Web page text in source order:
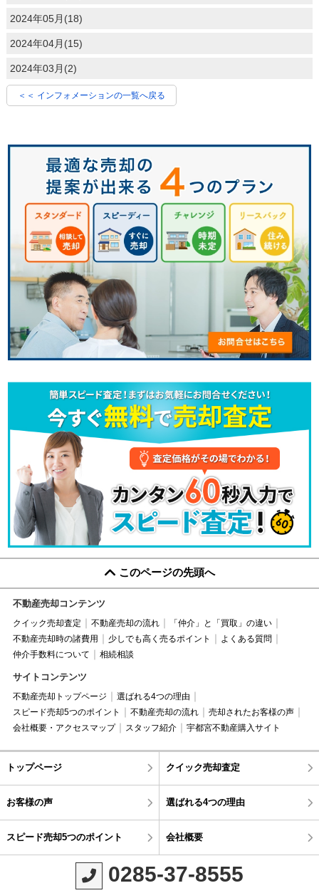
2024年05月(18)
2024年04月(15)
2024年03月(2)
＜＜ インフォメーションの一覧へ戻る
このページの先頭へ
不動産売却コンテンツ
クイック売却査定 不動産売却の流れ
「仲介」と「買取」の違い
不動産売却時の諸費用
少しでも高く売るポイント
よくある質問
仲介手数料について
相続相談
サイトコンテンツ
不動産売却トップページ
選ばれる4つの理由
スピード売却5つのポイント
不動産売却の流れ
売却されたお客様の声
会社概要・アクセスマップ
スタッフ紹介 宇都宮不動産購入サイト
トップページ クイック売却査定
お客様の声 選ばれる4つの理由
スピード売却5つのポイント 会社概要
0285-37-8555